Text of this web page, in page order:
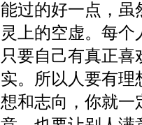
能过的好一点，虽
灵上的空虚。每
只要自己有真正
实。所以人要有理
想和志向，你就一